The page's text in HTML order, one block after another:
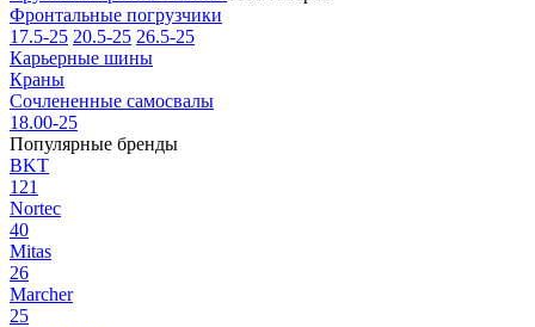
Фронтальные погрузчики
17.5-25 20.5-25 26.5-25
Карьерные шины
Краны
Сочлененные самосвалы
18.00-25
Популярные бренды
BKT
121
Nortec
40
Mitas
26
Marcher
25